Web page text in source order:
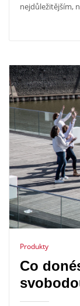
nejdůležitějším,
Produkty
Co